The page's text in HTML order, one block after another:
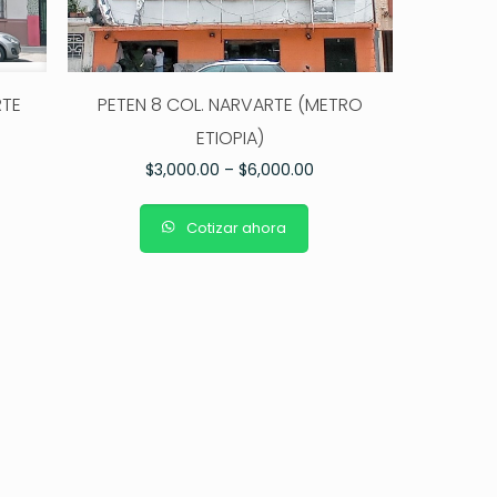
PETEN 8 COL. NARVARTE (METRO
ETIOPIA)
$3,000.00 –$6,000.00
Cotizar ahora